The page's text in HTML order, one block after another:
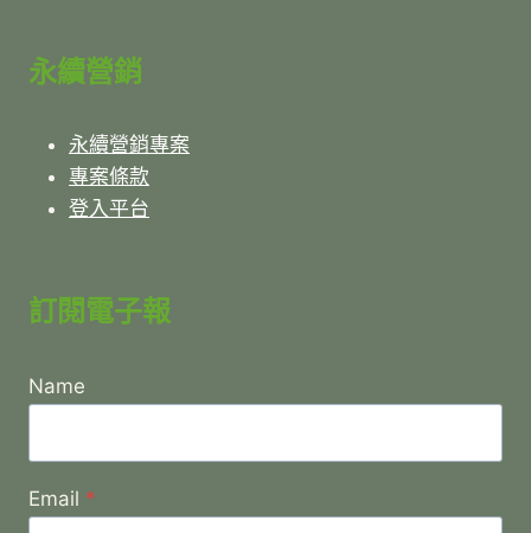
永續營銷
永續營銷專案
專案條款
登入平台
訂閱電子報
Name
Email *